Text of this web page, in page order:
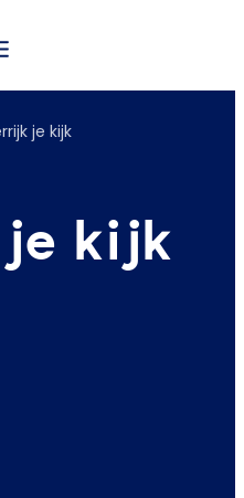
je kijk
kijk